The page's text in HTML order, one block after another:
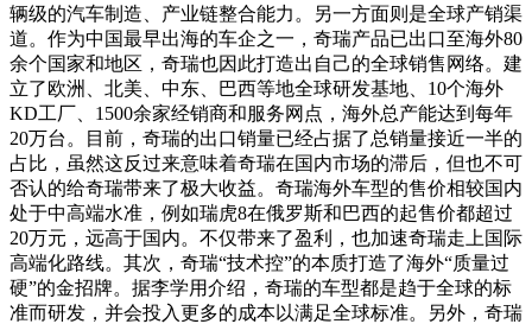
辆级的汽车制造、产业链整合能力。另一方面则是全球产销渠
道。作为中国最早出海的车企之一，奇瑞产品已出口至海外80
余个国家和地区，奇瑞也因此打造出自己的全球销售网络。建
立了欧洲、北美、中东、巴西等地全球研发基地、10个海外
KD工厂、1500余家经销商和服务网点，海外总产能达到每年
20万台。目前，奇瑞的出口销量已经占据了总销量接近一半的
占比，虽然这反过来意味着奇瑞在国内市场的滞后，但也不可
否认的给奇瑞带来了极大收益。奇瑞海外车型的售价相较国内
处于中高端水准，例如瑞虎8在俄罗斯和巴西的起售价都超过
20万元，远高于国内。不仅带来了盈利，也加速奇瑞走上国际
高端化路线。其次，奇瑞“技术控”的本质打造了海外“质量过
硬”的金招牌。据李学用介绍，奇瑞的车型都是趋于全球的标
准而研发，并会投入更多的成本以满足全球标准。另外，奇瑞